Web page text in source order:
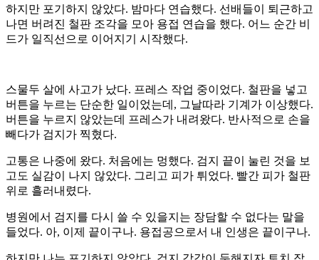
하지만 포기하지 않았다. 밤마다 연습했다. 선배들이 퇴근하고
나면 버려진 철판 조각을 모아 용접 연습을 했다. 어느 순간 비
드가 일직선으로 이어지기 시작했다.
스물두 살에 사고가 났다. 프레스 작업 중이었다. 철판을 넣고
버튼을 누르는 단순한 일이었는데, 그날따라 기계가 이상했다.
버튼을 누르지 않았는데 프레스가 내려왔다. 반사적으로 손을
빼다가 검지가 찍혔다.
고통은 나중에 왔다. 처음에는 멍했다. 검지 끝이 눌린 것을 보
고도 실감이 나지 않았다. 그리고 피가 튀었다. 빨간 피가 철판
위로 흘러내렸다.
병원에서 검지를 다시 쓸 수 있을지는 장담할 수 없다는 말을
들었다. 아, 이제 끝이구나. 용접공으로서 내 인생은 끝이구나.